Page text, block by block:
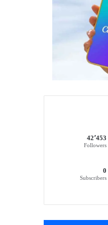
42٬453
Followers
0
Subscribers